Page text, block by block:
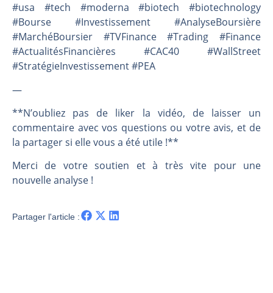
#usa #tech #moderna #biotech #biotechnology
#Bourse #Investissement #AnalyseBoursière
#MarchéBoursier #TVFinance #Trading #Finance
#ActualitésFinancières #CAC40 #WallStreet
#StratégieInvestissement #PEA
—
**N’oubliez pas de liker la vidéo, de laisser un
commentaire avec vos questions ou votre avis, et de
la partager si elle vous a été utile !**
Merci de votre soutien et à très vite pour une
nouvelle analyse !
Partager l'article :